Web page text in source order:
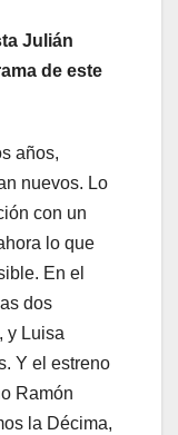
Julián
de este
años,
nuevos. Lo
con un
lo que
En el
dos
y Luisa
Y el estreno
Ramón
la Décima,